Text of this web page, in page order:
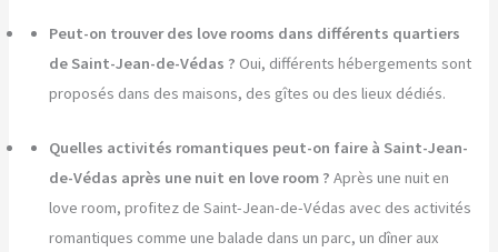
Peut-on trouver des love rooms dans différents quartiers
de Saint-Jean-de-Védas ? Oui, différents hébergements sont
proposés dans des maisons, des gîtes ou des lieux dédiés.
Quelles activités romantiques peut-on faire à Saint-Jean-
de-Védas après une nuit en love room ? Après une nuit en
love room, profitez de Saint-Jean-de-Védas avec des activités
romantiques comme une balade dans un parc, un dîner aux